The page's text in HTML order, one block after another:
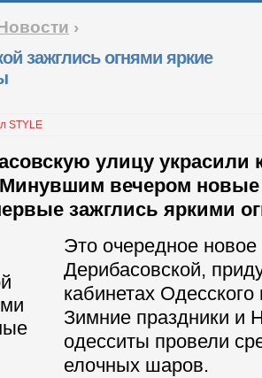
›
зажглись огнями яркие
STYLE
улицу украсили
вечером новые
зажглись яркими
Это очередное
Дерибасовской,
кабинетах Одесского
Зимние праздники и
одесситы провели
елочных шаров.